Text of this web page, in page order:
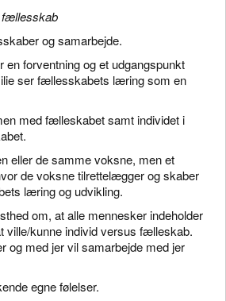
fællesskab
og samarbejde.
en forventning og et udgangspunkt
ser fællesskabets læring som en
med fælleskabet samt individet i
eller de samme voksne, men et
de voksne tilrettelægger og skaber
læring og udvikling.
om, at alle mennesker indeholder
ville/kunne individ versus fælleskab.
og med jer vil samarbejde med jer
egne følelser.